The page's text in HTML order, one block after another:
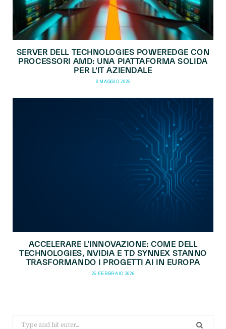
SERVER DELL TECHNOLOGIES POWEREDGE CON
PROCESSORI AMD: UNA PIATTAFORMA SOLIDA
PER L’IT AZIENDALE
8 MAGGIO 2026
ACCELERARE L’INNOVAZIONE: COME DELL
TECHNOLOGIES, NVIDIA E TD SYNNEX STANNO
TRASFORMANDO I PROGETTI AI IN EUROPA
25 FEBBRAIO 2026
Search